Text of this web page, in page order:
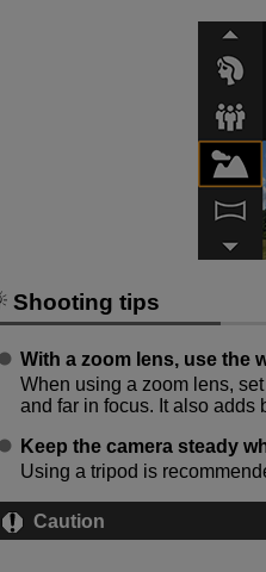
Shooting tips
With a zoom lens, use the
When using a zoom lens,
and far in focus. It also adds
Keep the camera steady
Using a tripod is
Caution